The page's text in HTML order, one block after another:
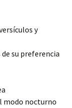
y
su preferencia
modo nocturno